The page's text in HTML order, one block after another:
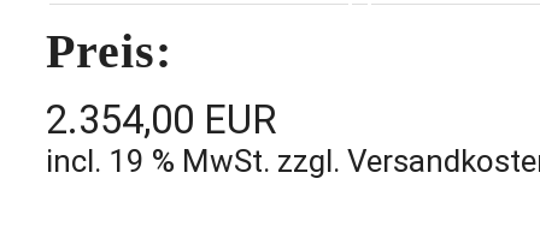
Preis:
2.354,00 EUR
incl. 19 % MwSt. zzgl.